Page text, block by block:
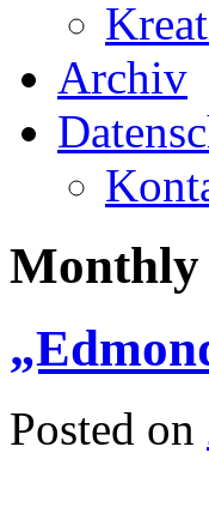
Archiv
Monthly
Posted on